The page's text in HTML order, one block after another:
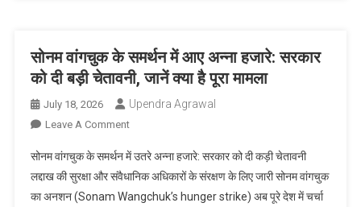
दो
ग्रामीणों
की
दर्दनाक
मचा
हड़कंप
सोनम वांगचुक के समर्थन में आए अन्ना हजारे: सरकार
को दी बड़ी चेतावनी, जानें क्या है पूरा मामला
July 18, 2026 Upendra Agrawal
Leave A CommentOn
वांगचुक
के
समर्थन
सोनम वांगचुक के समर्थन में उतरे अन्ना हजारे: सरकार को दी कड़ी चेतावनी
लद्दाख की सुरक्षा और संवैधानिक अधिकारों के संरक्षण के लिए जारी सोनम वांगचुक
का अनशन (Sonam Wangchuk’s hunger strike) अब पूरे देश में चर्चा